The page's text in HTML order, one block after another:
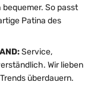
So passt
Patina des
Service,
Wir lieben
überdauern.